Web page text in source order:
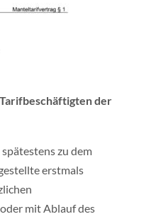
der
zu dem
erstmals
mit Ablauf des